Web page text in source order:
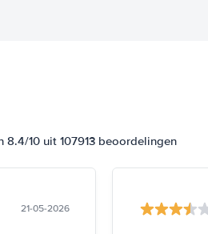
8.4/10 uit 107913 beoordelingen
21-05-2026